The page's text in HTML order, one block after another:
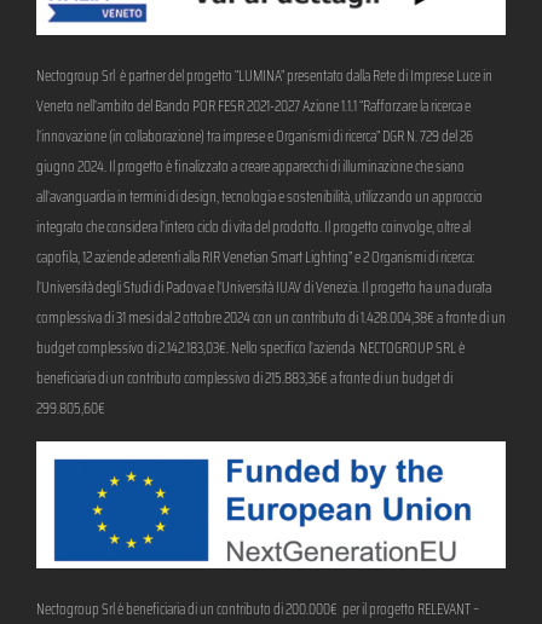
Nectogroup Srl è partner del progetto “LUMINA” presentato dalla Rete di Imprese Luce in
Veneto nell’ambito del Bando POR FESR 2021-2027 Azione 1.1.1 “Rafforzare la ricerca e
l’innovazione (in collaborazione) tra imprese e Organismi di ricerca” DGR N. 729 del 26
giugno 2024. Il progetto è finalizzato a creare apparecchi di illuminazione che siano
all’avanguardia in termini di design, tecnologia e sostenibilità, utilizzando un approccio
integrato che considera l’intero ciclo di vita del prodotto. Il progetto coinvolge, oltre al
capofila, 12 aziende aderenti alla RIR Venetian Smart Lighting” e 2 Organismi di ricerca:
l’Università degli Studi di Padova e l’Università IUAV di Venezia. Il progetto ha una durata
complessiva di 31 mesi dal 2 ottobre 2024 con un contributo di 1.428.004,38€ a fronte di un
budget complessivo di 2.142.183,03€. Nello specifico l’azienda NECTOGROUP SRL è
beneficiaria di un contributo complessivo di 215.883,36€ a fronte di un budget di
299.805,60€
Nectogroup Srl è beneficiaria di un contributo di 200.000€ per il progetto RELEVANT –